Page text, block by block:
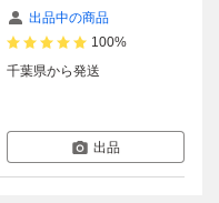
出品中の商品
100%
千葉県から発送
出品